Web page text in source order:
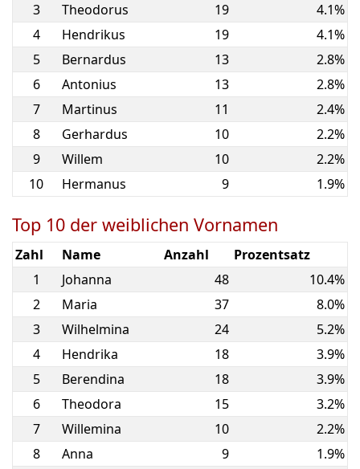
3
Theodorus 19
4.1%
4
Hendrikus 19
4.1%
5
Bernardus 13
2.8%
6
Antonius 13
2.8%
7
Martinus 11
2.4%
8
Gerhardus 10
2.2%
9
Willem 10
2.2%
10
Hermanus 9 1.9%
Top 10 der weiblichen Vornamen
Zahl Name Anzahl
Prozentsatz
1
Johanna 48
10.4%
2
Maria 37
8.0%
3
Wilhelmina 24
5.2%
4
Hendrika 18
3.9%
5
Berendina 18
3.9%
6
Theodora 15
3.2%
7
Willemina 10
2.2%
8
Anna 9
1.9%